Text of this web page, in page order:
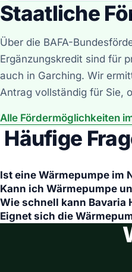
Staatliche
Über die BAFA-
Ergänzungskredit sind für
auch in Garching. Wir
Antrag vollständig für Sie,
Alle Fördermöglichkeiten
Häufige
Ist eine Wärmepumpe im
Kann ich Wärmepumpe
Wie schnell kann Bavaria
Eignet sich die